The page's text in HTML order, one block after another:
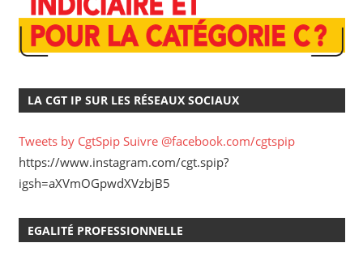
LA CGT IP SUR LES RÉSEAUX SOCIAUX
Tweets by CgtSpip Suivre @facebook.com/cgtspip
https://www.instagram.com/cgt.spip?
igsh=aXVmOGpwdXVzbjB5
EGALITÉ PROFESSIONNELLE